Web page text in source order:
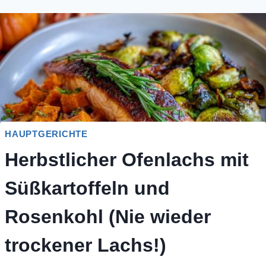
HAUPTGERICHTE
Herbstlicher Ofenlachs mit
Süßkartoffeln und
Rosenkohl (Nie wieder
trockener Lachs!)